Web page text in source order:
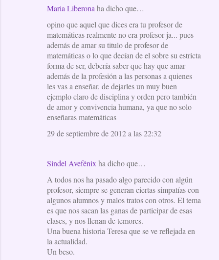
Maria Liberona ha dicho que…
opino que aquel que dices era tu profesor de
matemáticas realmente no era profesor ja... pues
además de amar su titulo de profesor de
matemáticas o lo que decían de el sobre su estricta
forma de ser, debería saber que hay que amar
además de la profesión a las personas a quienes
les vas a enseñar, de dejarles un muy buen
ejemplo claro de disciplina y orden pero también
de amor y convivencia humana, ya que no solo
enseñaras matemáticas
29 de septiembre de 2012 a las 22:32
Sindel Avefénix ha dicho que…
A todos nos ha pasado algo parecido con algún
profesor, siempre se generan ciertas simpatías con
algunos alumnos y malos tratos con otros. El tema
es que nos sacan las ganas de participar de esas
clases, y nos llenan de temores.
Una buena historia Teresa que se ve reflejada en
la actualidad.
Un beso.